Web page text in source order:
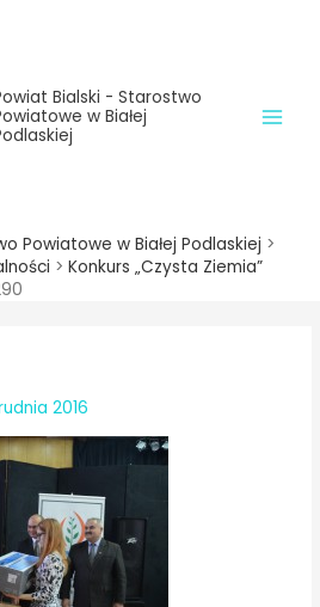
Bialski - Starostwo
w Białej
Powiatowe w Białej Podlaskiej >
> Konkurs „Czysta Ziemia”
2016